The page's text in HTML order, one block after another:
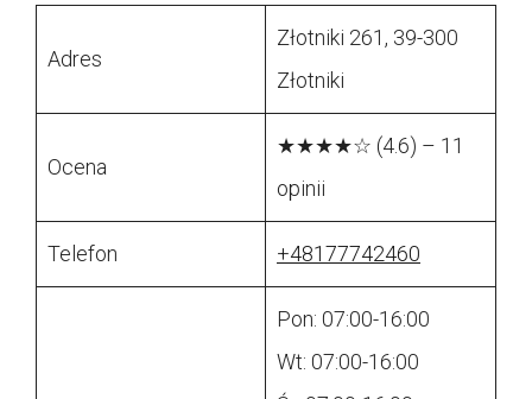
Adres
Złotniki 261, 39-300
Złotniki
Ocena
★★★★☆ (4.6) – 11
opinii
Telefon +48177742460
Pon: 07:00-16:00
Wt: 07:00-16:00